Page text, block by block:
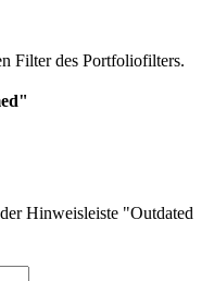
Filter des Portfoliofilters.
Hinweisleiste "Outdated